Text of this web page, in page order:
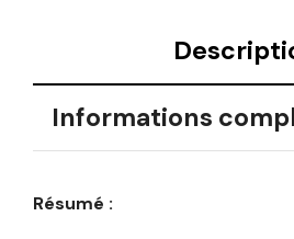
Informations
Résumé :